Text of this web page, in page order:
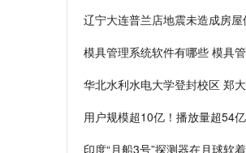
辽宁大连普兰店地震未造成房
模具管理系统软件有哪些 模具
华北水利水电大学登封校区 郑
用户规模超10亿！播放量超54
印度“月船3号”探测器在月球软